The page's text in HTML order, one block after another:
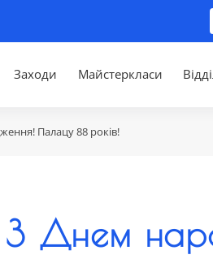
Заходи Майстеркласи
Палацу 88 років!
З Днем